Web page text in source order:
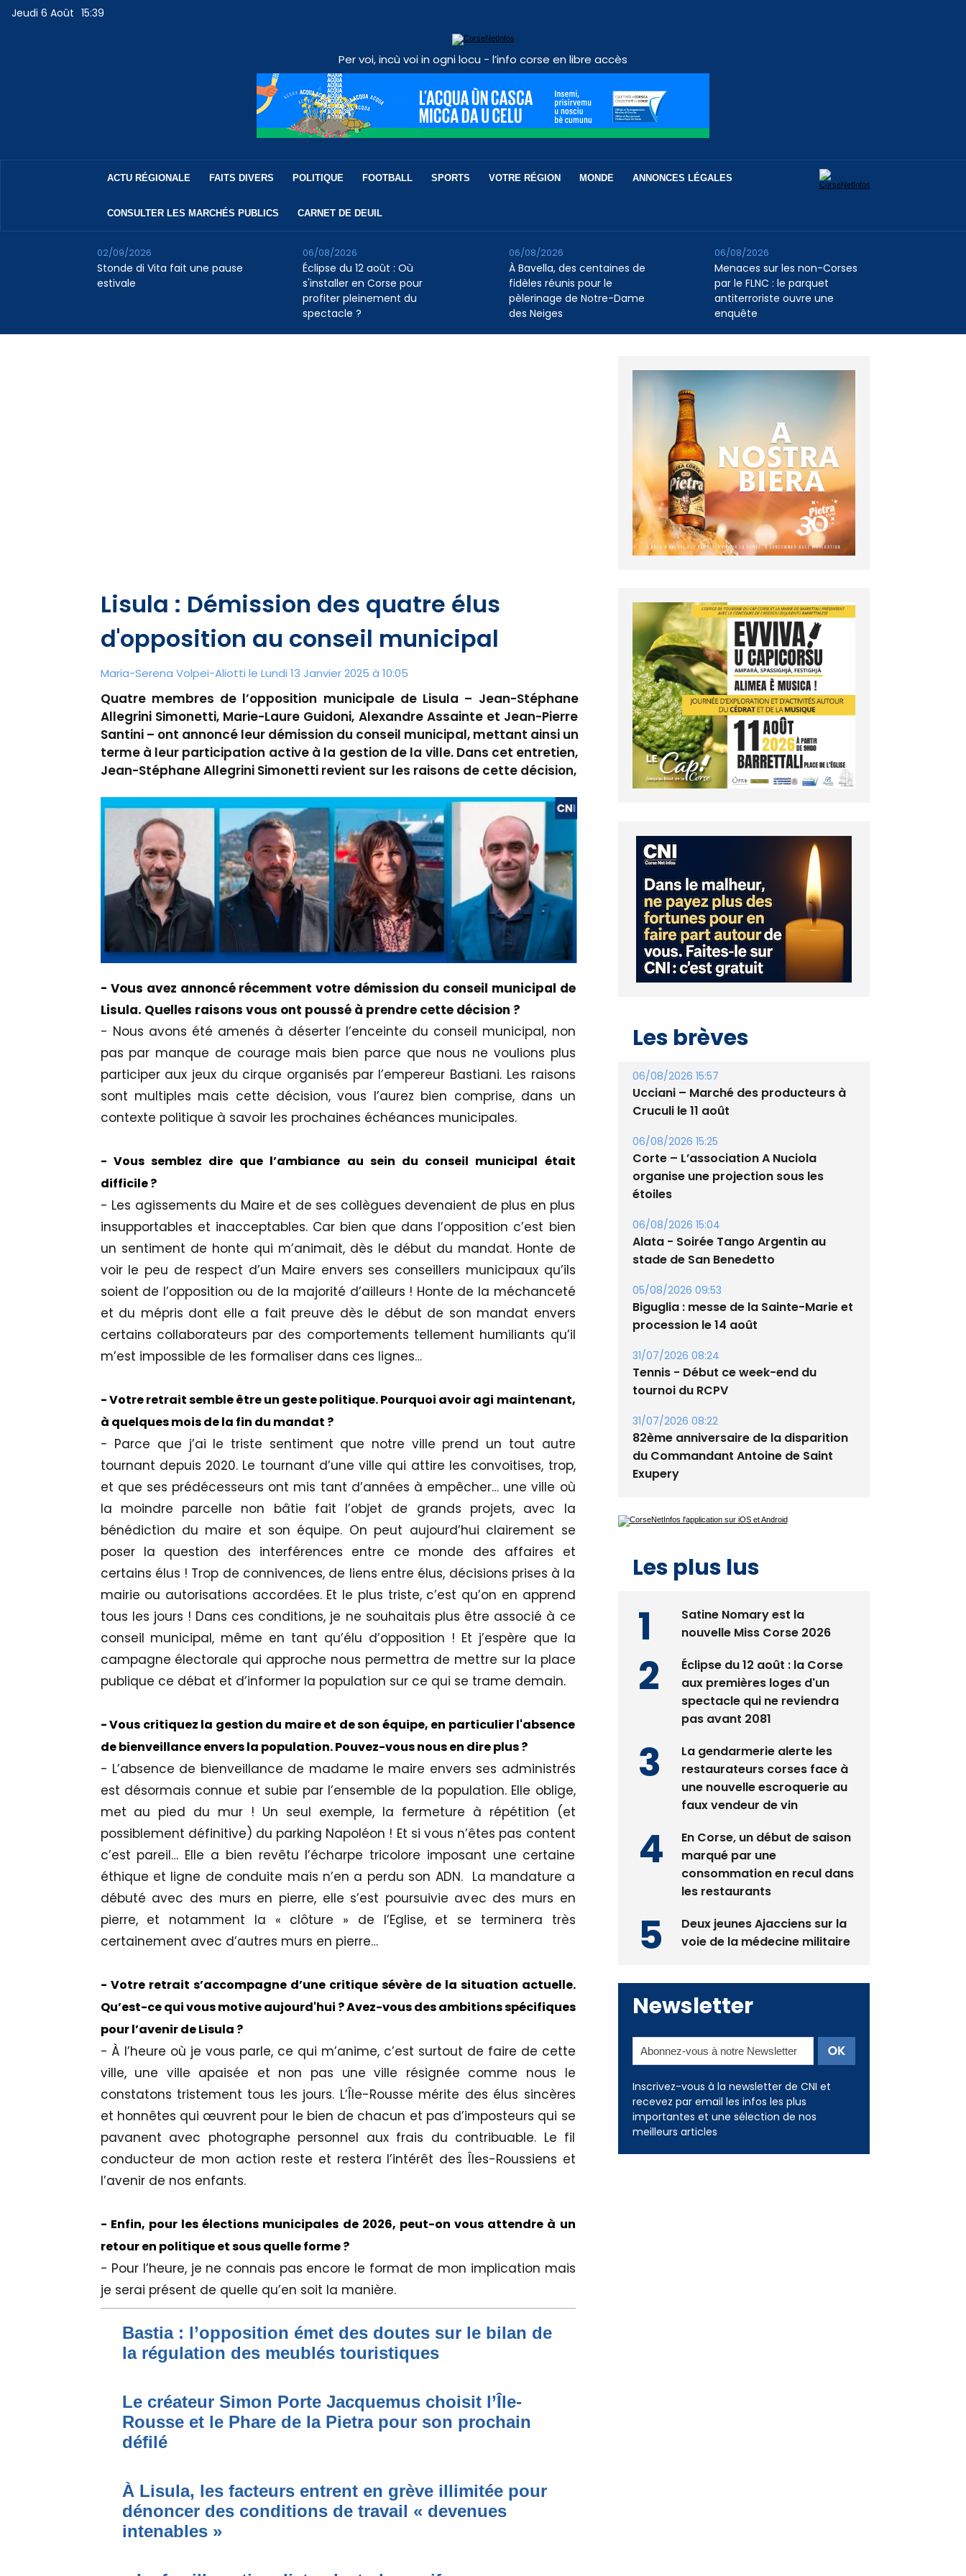
Jeudi 6 Août 15:39
Per voi, incù voi in ogni locu - l’info corse en libre accès
ACTU RÉGIONALE FAITS DIVERS POLITIQUE FOOTBALL SPORTS VOTRE RÉGION MONDE ANNONCES LÉGALES
CONSULTER LES MARCHÉS PUBLICS CARNET DE DEUIL
Stonde di Vita fait une pause
estivale
02/09/2026
Éclipse du 12 août : Où
s'installer en Corse pour
profiter pleinement du
spectacle ?
06/08/2026
À Bavella, des centaines de
fidèles réunis pour le
pèlerinage de Notre-Dame
des Neiges
06/08/2026
Menaces sur les non-Corses
par le FLNC : le parquet
antiterroriste ouvre une
enquête
06/08/2026
Lisula : Démission des quatre élus
d'opposition au conseil municipal
Maria-Serena Volpei-Aliotti le Lundi 13 Janvier 2025 à 10:05
Quatre membres de l’opposition municipale de Lisula – Jean-Stéphane
Allegrini Simonetti, Marie-Laure Guidoni, Alexandre Assainte et Jean-Pierre
Santini – ont annoncé leur démission du conseil municipal, mettant ainsi un
terme à leur participation active à la gestion de la ville. Dans cet entretien,
Jean-Stéphane Allegrini Simonetti revient sur les raisons de cette décision,
- Vous avez annoncé récemment votre démission du conseil municipal de
Lisula. Quelles raisons vous ont poussé à prendre cette décision ?
- Nous avons été amenés à déserter l’enceinte du conseil municipal, non
pas par manque de courage mais bien parce que nous ne voulions plus
participer aux jeux du cirque organisés par l’empereur Bastiani. Les raisons
sont multiples mais cette décision, vous l’aurez bien comprise, dans un
contexte politique à savoir les prochaines échéances municipales.
- Vous semblez dire que l’ambiance au sein du conseil municipal était
difficile ?
- Les agissements du Maire et de ses collègues devenaient de plus en plus
insupportables et inacceptables. Car bien que dans l’opposition c’est bien
un sentiment de honte qui m’animait, dès le début du mandat. Honte de
voir le peu de respect d’un Maire envers ses conseillers municipaux qu’ils
soient de l’opposition ou de la majorité d’ailleurs ! Honte de la méchanceté
et du mépris dont elle a fait preuve dès le début de son mandat envers
certains collaborateurs par des comportements tellement humiliants qu’il
m’est impossible de les formaliser dans ces lignes…
- Votre retrait semble être un geste politique. Pourquoi avoir agi maintenant,
à quelques mois de la fin du mandat ?
- Parce que j’ai le triste sentiment que notre ville prend un tout autre
tournant depuis 2020. Le tournant d’une ville qui attire les convoitises, trop,
et que ses prédécesseurs ont mis tant d’années à empêcher… une ville où
la moindre parcelle non bâtie fait l’objet de grands projets, avec la
bénédiction du maire et son équipe. On peut aujourd’hui clairement se
poser la question des interférences entre ce monde des affaires et
certains élus ! Trop de connivences, de liens entre élus, décisions prises à la
mairie ou autorisations accordées. Et le plus triste, c’est qu’on en apprend
tous les jours ! Dans ces conditions, je ne souhaitais plus être associé à ce
conseil municipal, même en tant qu’élu d’opposition ! Et j’espère que la
campagne électorale qui approche nous permettra de mettre sur la place
publique ce débat et d’informer la population sur ce qui se trame demain.
- Vous critiquez la gestion du maire et de son équipe, en particulier l'absence
de bienveillance envers la population. Pouvez-vous nous en dire plus ?
- L’absence de bienveillance de madame le maire envers ses administrés
est désormais connue et subie par l’ensemble de la population. Elle oblige,
met au pied du mur ! Un seul exemple, la fermeture à répétition (et
possiblement définitive) du parking Napoléon ! Et si vous n’êtes pas content
c’est pareil… Elle a bien revêtu l’écharpe tricolore imposant une certaine
éthique et ligne de conduite mais n’en a perdu son ADN. La mandature a
débuté avec des murs en pierre, elle s’est poursuivie avec des murs en
pierre, et notamment la « clôture » de l’Eglise, et se terminera très
certainement avec d’autres murs en pierre…
- Votre retrait s’accompagne d’une critique sévère de la situation actuelle.
Qu’est-ce qui vous motive aujourd'hui ? Avez-vous des ambitions spécifiques
pour l’avenir de Lisula ?
- À l’heure où je vous parle, ce qui m’anime, c’est surtout de faire de cette
ville, une ville apaisée et non pas une ville résignée comme nous le
constatons tristement tous les jours. L’Île-Rousse mérite des élus sincères
et honnêtes qui œuvrent pour le bien de chacun et pas d’imposteurs qui se
pavanent avec photographe personnel aux frais du contribuable. Le fil
conducteur de mon action reste et restera l’intérêt des Îles-Roussiens et
l’avenir de nos enfants.
- Enfin, pour les élections municipales de 2026, peut-on vous attendre à un
retour en politique et sous quelle forme ?
- Pour l’heure, je ne connais pas encore le format de mon implication mais
je serai présent de quelle qu’en soit la manière.
Bastia : l’opposition émet des doutes sur le bilan de
la régulation des meublés touristiques
Le créateur Simon Porte Jacquemus choisit l’Île-
Rousse et le Phare de la Pietra pour son prochain
défilé
À Lisula, les facteurs entrent en grève illimitée pour
dénoncer des conditions de travail « devenues
intenables »
Les brèves
06/08/2026 15:57
Cruculi le 11 août
06/08/2026 15:25
Corte – L’association A Nuciola
étoiles
06/08/2026 15:04
stade de San Benedetto
05/08/2026 09:53
procession le 14 août
31/07/2026 08:24
tournoi du RCPV
31/07/2026 08:22
82ème anniversaire de la disparition
nouvelle Miss Corse 2026
Éclipse du 12 août : la Corse
aux premières loges d'un
pas avant 2081
La gendarmerie alerte les
restaurateurs corses face à
faux vendeur de vin
En Corse, un début de saison
marqué par une
les restaurants
Newsletter
Inscrivez-vous à la newsletter de CNI et
recevez par email les infos les plus